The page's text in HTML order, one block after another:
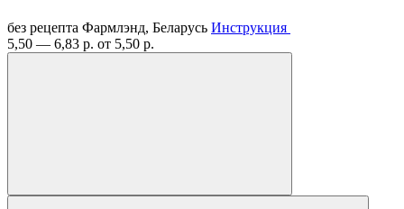
без рецепта Фармлэнд, Беларусь Инструкция
5,50 — 6,83 р. от 5,50 р.